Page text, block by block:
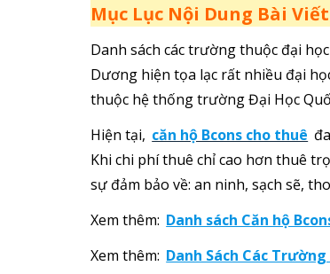
Mục Lục Nội Dung Bài Viết
Danh sách các trường thuộc đại
Dương hiện tọa lạc rất nhiều đại
thuộc hệ thống trường Đại Học
Hiện tại, căn hộ Bcons cho thuê
Khi chi phí thuê chỉ cao hơn thuê
sự đảm bảo về: an ninh, sạch sẽ,
Xem thêm: Danh sách Căn hộ
Xem thêm: Danh Sách Các